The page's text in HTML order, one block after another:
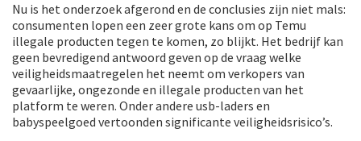
Nu is het onderzoek afgerond en de conclusies zijn niet mals:
consumenten lopen een zeer grote kans om op Temu
illegale producten tegen te komen, zo blijkt. Het bedrijf kan
geen bevredigend antwoord geven op de vraag welke
veiligheidsmaatregelen het neemt om verkopers van
gevaarlijke, ongezonde en illegale producten van het
platform te weren. Onder andere usb-laders en
babyspeelgoed vertoonden significante veiligheidsrisico’s.